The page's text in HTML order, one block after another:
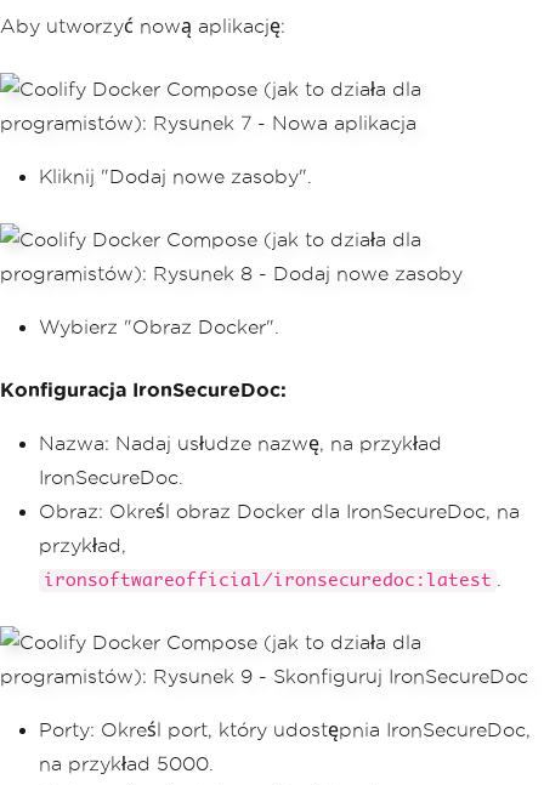
Aby utworzyć nową aplikację:
Kliknij "Dodaj nowe zasoby".
Wybierz "Obraz Docker".
Konfiguracja IronSecureDoc:
Nazwa: Nadaj usłudze nazwę, na przykład
IronSecureDoc.
Obraz: Określ obraz Docker dla IronSecureDoc, na
przykład,
ironsoftwareofficial/ironsecuredoc:latest
Porty: Określ port, który udostępnia IronSecureDoc,
na przykład 5000.